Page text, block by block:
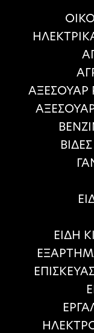
ΑΞΕΣΟΥΑΡ
ΕΙΔΗ